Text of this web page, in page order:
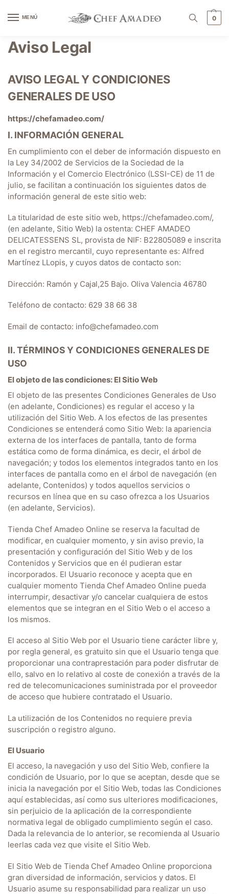
MENÚ 0
Aviso Legal
AVISO LEGAL Y CONDICIONES
GENERALES DE USO
https://chefamadeo.com/
I. INFORMACIÓN GENERAL
En cumplimiento con el deber de información dispuesto en
la Ley 34/2002 de Servicios de la Sociedad de la
Información y el Comercio Electrónico (LSSI-CE) de 11 de
julio, se facilitan a continuación los siguientes datos de
información general de este sitio web:
La titularidad de este sitio web, https://chefamadeo.com/,
(en adelante, Sitio Web) la ostenta: CHEF AMADEO
DELICATESSENS SL, provista de NIF: B22805089 e inscrita
en el registro mercantil, cuyo representante es: Alfred
Martínez LLopis, y cuyos datos de contacto son:
Dirección: Ramón y Cajal,25 Bajo. Oliva Valencia 46780
Teléfono de contacto: 629 38 66 38
Email de contacto: info@chefamadeo.com
II. TÉRMINOS Y CONDICIONES GENERALES DE
USO
El objeto de las condiciones: El Sitio Web
El objeto de las presentes Condiciones Generales de Uso
(en adelante, Condiciones) es regular el acceso y la
utilización del Sitio Web. A los efectos de las presentes
Condiciones se entenderá como Sitio Web: la apariencia
externa de los interfaces de pantalla, tanto de forma
estática como de forma dinámica, es decir, el árbol de
navegación; y todos los elementos integrados tanto en los
interfaces de pantalla como en el árbol de navegación (en
adelante, Contenidos) y todos aquellos servicios o
recursos en línea que en su caso ofrezca a los Usuarios
(en adelante, Servicios).
Tienda Chef Amadeo Online se reserva la facultad de
modificar, en cualquier momento, y sin aviso previo, la
presentación y configuración del Sitio Web y de los
Contenidos y Servicios que en él pudieran estar
incorporados. El Usuario reconoce y acepta que en
cualquier momento Tienda Chef Amadeo Online pueda
interrumpir, desactivar y/o cancelar cualquiera de estos
elementos que se integran en el Sitio Web o el acceso a
los mismos.
El acceso al Sitio Web por el Usuario tiene carácter libre y,
por regla general, es gratuito sin que el Usuario tenga que
proporcionar una contraprestación para poder disfrutar de
ello, salvo en lo relativo al coste de conexión a través de la
red de telecomunicaciones suministrada por el proveedor
de acceso que hubiere contratado el Usuario.
La utilización de los Contenidos no requiere previa
suscripción o registro alguno.
El Usuario
El acceso, la navegación y uso del Sitio Web, confiere la
condición de Usuario, por lo que se aceptan, desde que se
inicia la navegación por el Sitio Web, todas las Condiciones
aquí establecidas, así como sus ulteriores modificaciones,
sin perjuicio de la aplicación de la correspondiente
normativa legal de obligado cumplimiento según el caso.
Dada la relevancia de lo anterior, se recomienda al Usuario
leerlas cada vez que visite el Sitio Web.
El Sitio Web de Tienda Chef Amadeo Online proporciona
gran diversidad de información, servicios y datos. El
Usuario asume su responsabilidad para realizar un uso